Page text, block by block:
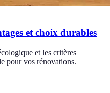
et choix durables
et les critères
pour vos rénovations.